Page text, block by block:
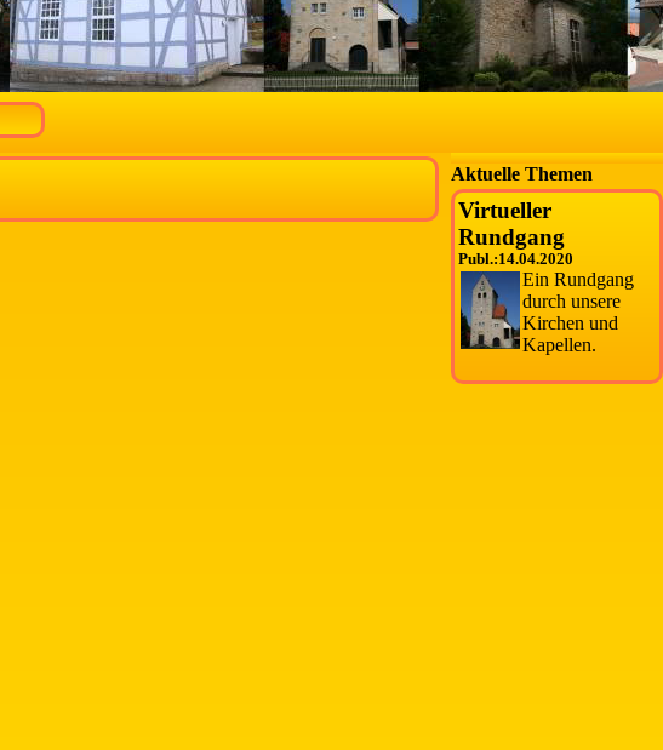
Aktuelle Themen
Virtueller
Rundgang
Publ.:14.04.2020
Ein Rundgang
durch unsere
Kirchen und
Kapellen.